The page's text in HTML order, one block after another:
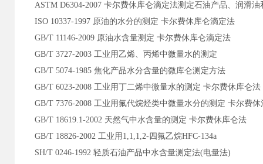
ASTM D6304-2007 卡尔费休库仑滴定法测定石油产品、润滑
ISO 10337-1997 原油的水分的测定 卡尔费休库仑滴定法
GB/T 11146-2009 原油水含量测定 卡尔费休库仑滴定法
GB/T 3727-2003 工业用乙烯、丙烯中微量水的测定
GB/T 5074-1985 焦化产品水分含量的微库仑测定方法
GB/T 6023-2008 工业用丁二烯中微量水的测定 卡尔费休库仑法
GB/T 7376-2008 工业用氟代烷烃类中微量水分的测定 卡尔费休
GB/T 18619.1-2002 天然气中水含量的测定 卡尔费休库仑法
GB/T 18826-2002 工业用1,1,1,2-四氟乙烷HFC-134a
SH/T 0246-1992 轻质石油产品中水含量测定法(电量法)